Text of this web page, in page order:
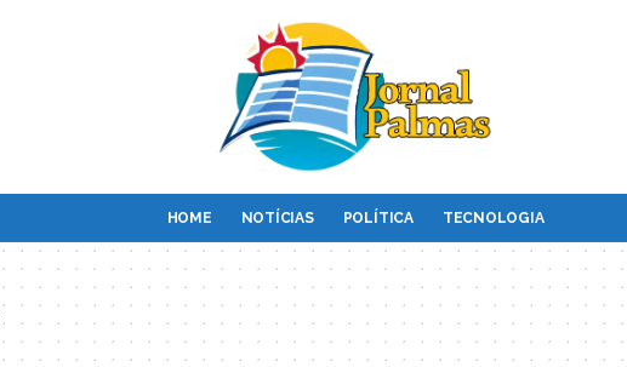
HOME NOTÍCIAS POLÍTICA TECNOLOGIA